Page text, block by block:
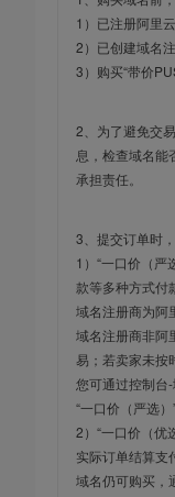
1）已注册阿里
2）已创建域名
3）购买“带价
2、为了避免交
息，检查域名能
承担责任。
3、提交订单时
1）“一口价（
款等多种方式付
域名注册商为阿
域名注册商非阿
易；若卖家未按
您可通过控制台
“一口价（严选
2）“一口价（优
实际订单结算支
域名仍可购买，